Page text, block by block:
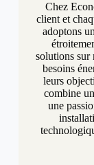
Chez
client et
adoptons
solutions sur
besoins
leurs
combine
une